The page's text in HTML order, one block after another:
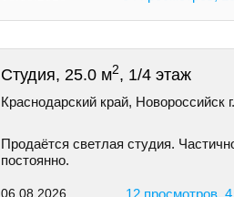
Студия, 25.0 м2, 1/4 этаж
Краснодарский край, Новороссийск
Продаётся светлая студия.
постоянно.
06.08.2026 12 просмотров, 4